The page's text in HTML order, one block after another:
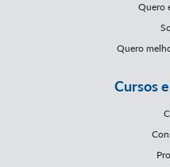
Quero
Quero
Cursos